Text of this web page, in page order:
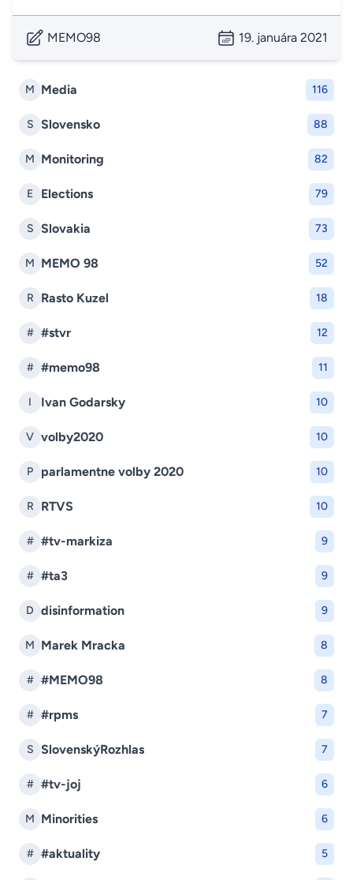
M Media 116
S Slovensko 88
M Monitoring 82
E Elections 79
S Slovakia 73
M MEMO 98 52
R Rasto Kuzel 18
# #stvr 12
# #memo98 11
I Ivan Godarsky 10
V volby2020 10
P parlamentne volby 2020 10
R RTVS 10
# #tv-markiza 9
# #ta3 9
D disinformation 9
M Marek Mracka 8
# #MEMO98 8
# #rpms 7
S SlovenskýRozhlas 7
# #tv-joj 6
M Minorities 6
# #aktuality 5
MEMO98 19. januára 2021